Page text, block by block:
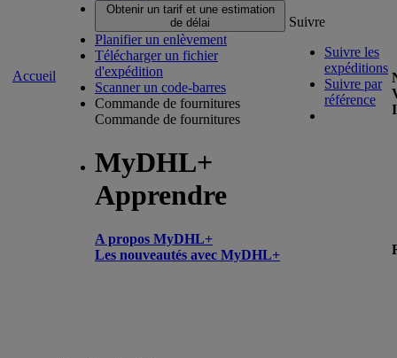
Accueil
Obtenir un tarif et une estimation
de délai
Planifier un enlèvement
Télécharger un fichier
d'expédition
Scanner un code-barres
Commande de fournitures
Commande de fournitures
MyDHL+
Apprendre
A propos MyDHL+
Les nouveautés avec MyDHL+
Suivre
Suivre les
expéditions
Suivre par
référence